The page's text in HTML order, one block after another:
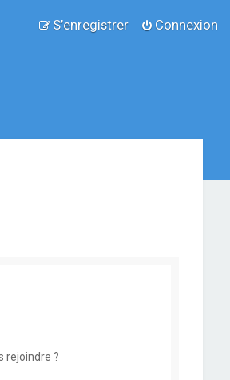
Connexion
S’enregistrer
rejoindre ?